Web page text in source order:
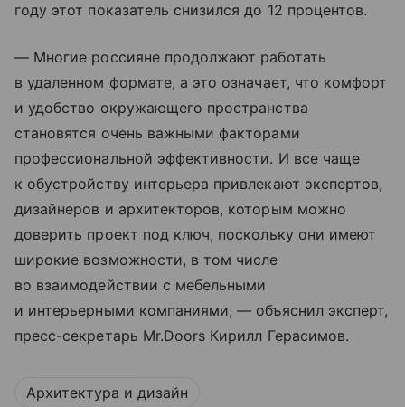
году этот показатель снизился до 12 процентов.
— Многие россияне продолжают работать
в удаленном формате, а это означает, что комфорт
и удобство окружающего пространства
становятся очень важными факторами
профессиональной эффективности. И все чаще
к обустройству интерьера привлекают экспертов,
дизайнеров и архитекторов, которым можно
доверить проект под ключ, поскольку они имеют
широкие возможности, в том числе
во взаимодействии с мебельными
и интерьерными компаниями, — объяснил эксперт,
пресс-секретарь Mr.Doors Кирилл Герасимов.
Архитектура и дизайн